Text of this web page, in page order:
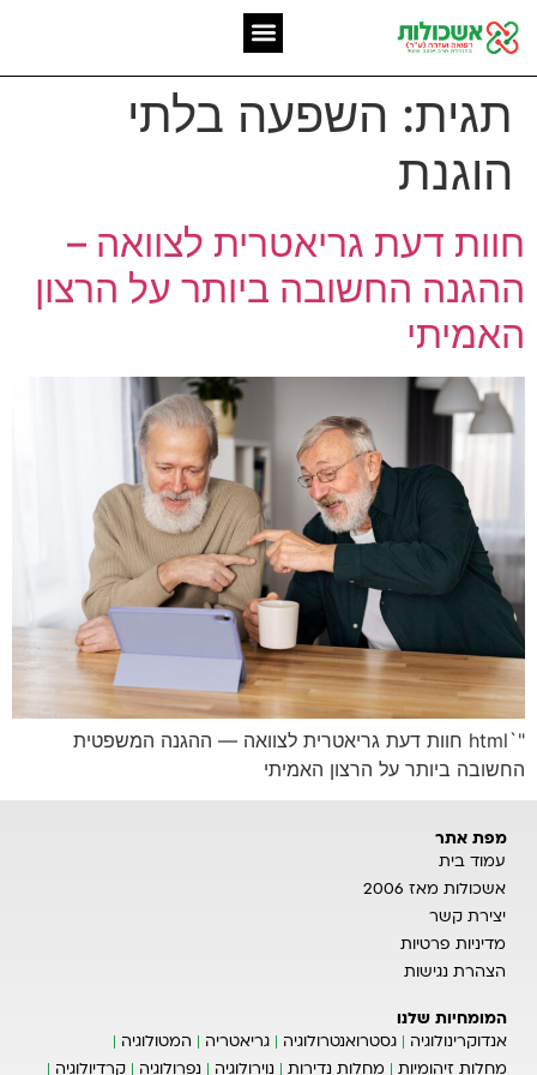
תגית: השפעה בלתי
הוגנת
חוות דעת גריאטרית לצוואה –
ההגנה החשובה ביותר על הרצון
האמיתי
"`html חוות דעת גריאטרית לצוואה — ההגנה המשפטית
החשובה ביותר על הרצון האמיתי
מפת אתר
עמוד בית
אשכולות מאז 2006
יצירת קשר
מדיניות פרטיות
הצהרת נגישות
המומחיות שלנו
אנדוקרינולוגיה
גסטרואנטרולוגיה גריאטריה
המטולוגיה
מחלות זיהומיות
מחלות נדירות נוירולוגיה נפרולוגיה קרדיולוגיה